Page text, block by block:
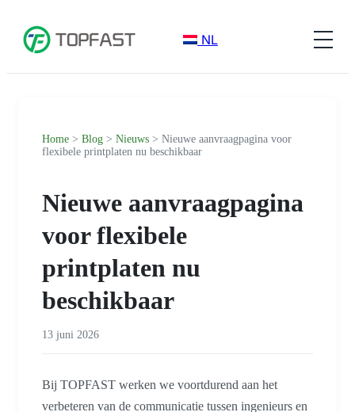
NL
Home > Blog > Nieuws > Nieuwe aanvraagpagina voor
flexibele printplaten nu beschikbaar
Nieuwe aanvraagpagina
voor flexibele
printplaten nu
beschikbaar
13 juni 2026
Bij TOPFAST werken we voortdurend aan het
verbeteren van de communicatie tussen ingenieurs en